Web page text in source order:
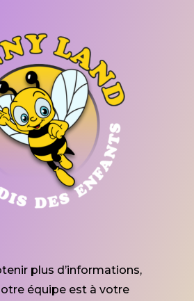
plus d’informations,
équipe est à votre